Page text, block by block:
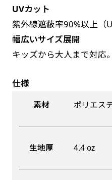
UVカット
紫外線遮蔽率90%以上（
幅広いサイズ展開
キッズから大人まで対応。
仕様
素材 ポリエス
生地厚 4.4 oz